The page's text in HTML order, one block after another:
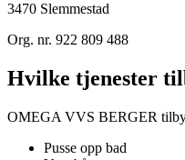
3470 Slemmestad
Org. nr. 922 809 488
Hvilke tjenester
OMEGA VVS BERGER
Pusse opp bad